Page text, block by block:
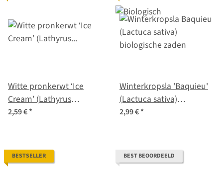
Witte pronkerwt ‘Ice
Cream’ (Lathyrus
odoratus) zaden
2,59 €*
Winterkropsla 'Baquieu'
(Lactuca sativa)
biologische zaden
2,99 €*
BESTSELLER BEST BEOORDEELD